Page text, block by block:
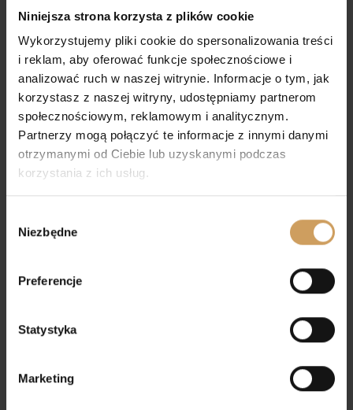
Niniejsza strona korzysta z plików cookie
Wykorzystujemy pliki cookie do spersonalizowania treści
i reklam, aby oferować funkcje społecznościowe i
analizować ruch w naszej witrynie. Informacje o tym, jak
korzystasz z naszej witryny, udostępniamy partnerom
społecznościowym, reklamowym i analitycznym.
Partnerzy mogą połączyć te informacje z innymi danymi
otrzymanymi od Ciebie lub uzyskanymi podczas
korzystania z ich usług.
zgody
Niezbędne
Preferencje
Statystyka
Marketing
Bielizna komunijna
Sukienka komunijna